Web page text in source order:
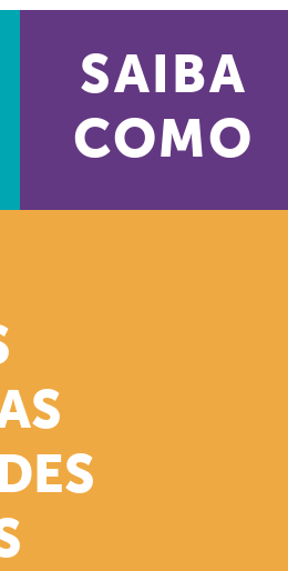
SAIBA
COMO